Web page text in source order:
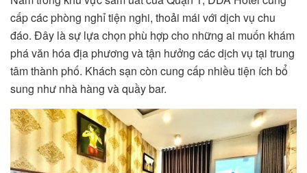
cấp các phòng nghỉ tiện nghi, thoải mái với dịch vụ chu
đáo. Đây là sự lựa chọn phù hợp cho những ai muốn khám
phá văn hóa địa phương và tận hưởng các dịch vụ tại trung
tâm thành phố. Khách sạn còn cung cấp nhiều tiện ích bổ
sung như nhà hàng và quầy bar.